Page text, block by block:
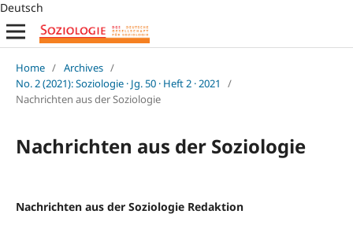
Deutsch
Home / Archives /
No. 2 (2021): Soziologie · Jg. 50 · Heft 2 · 2021
/
Nachrichten aus der Soziologie
Nachrichten aus der Soziologie
Nachrichten aus der Soziologie Redaktion